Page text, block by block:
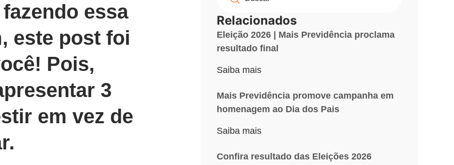
essa
este post foi
Pois,
3
em vez de
Relacionados
Eleição 2026 | Mais Previdência proclama
resultado final
Saiba mais
Mais Previdência promove campanha em
homenagem ao Dia dos Pais
Saiba mais
Confira resultado das Eleições 2026